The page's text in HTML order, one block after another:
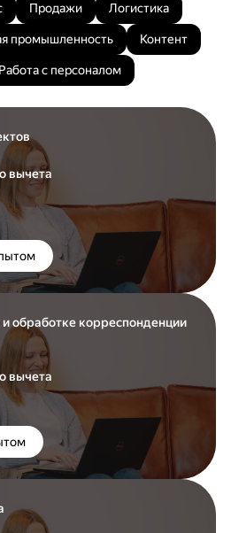
Продажи Логистика
промышленность Контент
Работа с персоналом
вычета
обработке корреспонденции
вычета